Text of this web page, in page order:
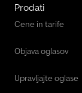
Prodati
Cene in tarife
Objava oglasov
Upravljajte oglase